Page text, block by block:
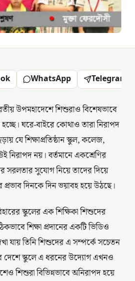
WhatsApp Telegram
উপমহাদেশে শিশুরাও বিশেষভাবে
ঘরে-বাইরে কোথাও তারা নিরাপদ
যে শিক্ষাপ্রতিষ্ঠান স্কুল, কলেজ,
নিরাপদ নয়। বর্তমানে একশ্রেণির
সরলতার সুযোগ নিয়ে তাদের দিয়ে
দিনকে দিন ভয়াবহ হয়ে উঠছে।
স্কুলের এক শিক্ষিকা শিশুদের
শিক্ষা প্রদানের একটি ভিডিও
যায় তিনি শিশুদের এ সম্পর্কে সচেতন
দেশে স্কুলে এ ধরনের উদ্যোগ এখনও
শিশুরা বিভিন্নভাবে অনিরাপদ হয়ে